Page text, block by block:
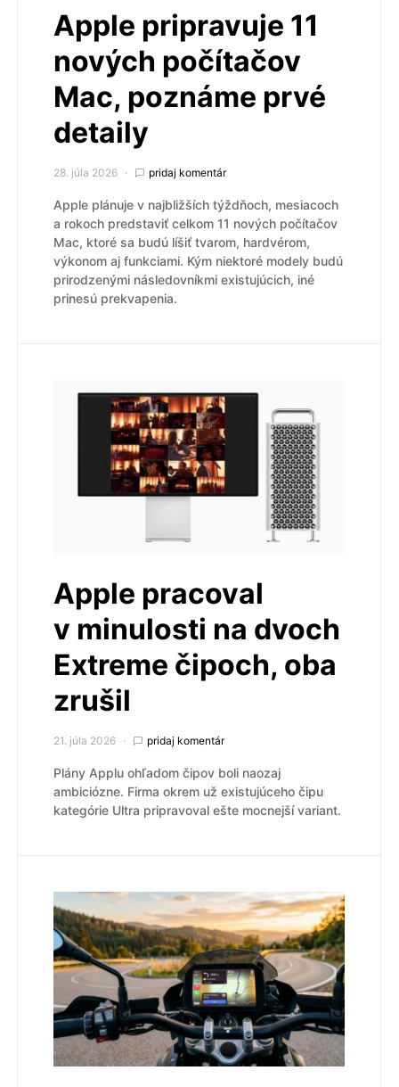
Apple pripravuje 11
nových počítačov
Mac, poznáme prvé
detaily
28. júla 2026 pridaj komentár
Apple plánuje v najbližších týždňoch, mesiacoch
a rokoch predstaviť celkom 11 nových počítačov
Mac, ktoré sa budú líšiť tvarom, hardvérom,
výkonom aj funkciami. Kým niektoré modely budú
prirodzenými následovníkmi existujúcich, iné
prinesú prekvapenia.
Apple pracoval
v minulosti na dvoch
Extreme čipoch, oba
zrušil
21. júla 2026 pridaj komentár
Plány Applu ohľadom čipov boli naozaj
ambiciózne. Firma okrem už existujúceho čipu
kategórie Ultra pripravoval ešte mocnejší variant.